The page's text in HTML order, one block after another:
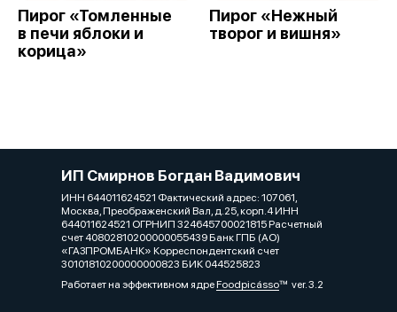
Пирог «Томленные
в печи яблоки и
корица»
Пирог «Нежный
творог и вишня»
ИП Смирнов Богдан Вадимович
ИНН 644011624521 Фактический адрес: 107061,
Москва, Преображенский Вал, д.25, корп.4 ИНН
644011624521 ОГРНИП 324645700021815 Расчетный
счет 40802810200000055439 Банк ГПБ (АО)
«ГАЗПРОМБАНК» Корреспондентский счет
30101810200000000823 БИК 044525823
Работает на эффективном ядреFoodpicássover. 3.2